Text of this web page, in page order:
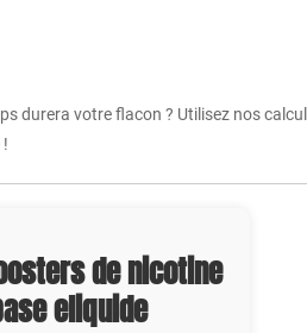
durera votre flacon ? Utilisez nos
de nicotine
eliquide